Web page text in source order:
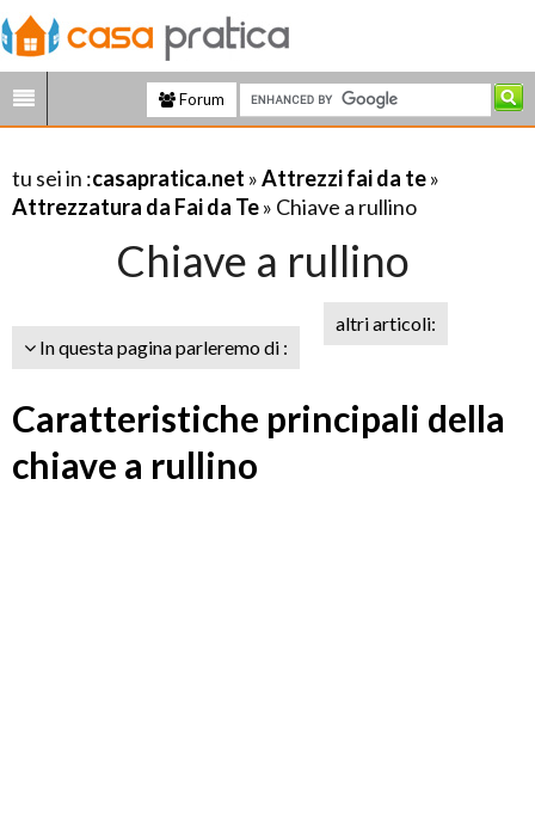
Forum
tu sei in :casapratica.net »Attrezzi fai da te»
Attrezzatura da Fai da Te» Chiave a rullino
Chiave a rullino
In questa pagina parleremo di :
altri articoli:
Caratteristiche principali della
chiave a rullino